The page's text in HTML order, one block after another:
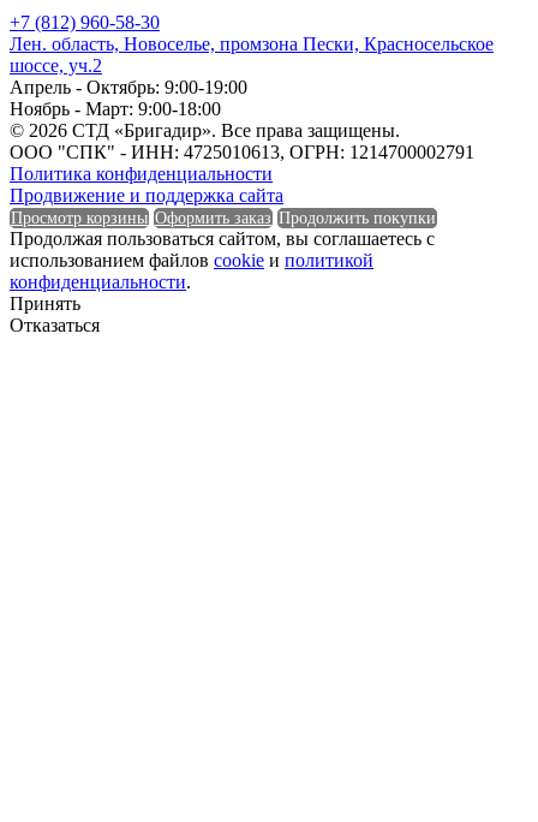
Длина
Единица измерения
Единица измерения
Форма
+7 (812) 960-58-30
Лен. область, Новоселье, промзона Пески, Красносельское
шоссе, уч.2
Апрель - Октябрь: 9:00-19:00
Ноябрь - Март: 9:00-18:00
© 2026 СТД «Бригадир». Все права защищены.
ООО "СПК" - ИНН: 4725010613, ОГРН: 1214700002791
Политика конфиденциальности
Продвижение и поддержка сайта
Просмотр корзины Оформить заказ Продолжить покупки
Продолжая пользоваться сайтом, вы соглашаетесь с
использованием файлов cookie и политикой
конфиденциальности.
Принять
Отказаться